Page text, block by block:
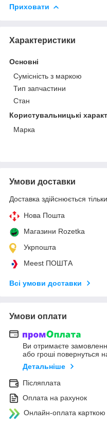
Приховати
Характеристики
Основні
Сумісність з маркою
Тип запчастини
Стан
Користувальницькі
Марка
Умови доставки
Доставка здійснюється
Нова Пошта
Магазини Rozetka
Укрпошта
Meest ПОШТА
Всі умови доставки
Умови оплати
Ви отримаєте
або гроші повернуться
Детальніше
Післяплата
Оплата на рахунок
Онлайн-оплата